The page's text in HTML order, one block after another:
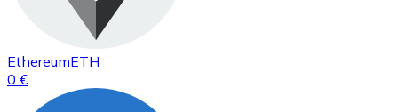
EthereumETH
0 €